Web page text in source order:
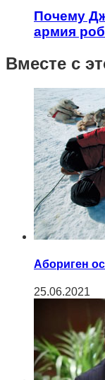
Почему
армия
Вместе с
Абориген
25.06.2021